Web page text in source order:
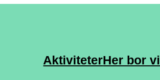
AktiviteterHer bor vi